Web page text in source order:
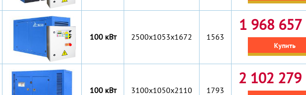
100 кВт 2500x1053x1672 1563
1 968 657
Купить
100 кВт 3100x1050x2110 1793
2 102 279